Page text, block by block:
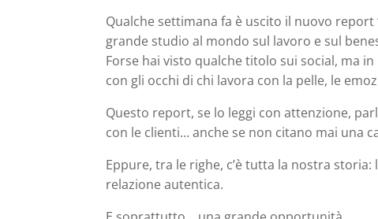
Qualche settimana fa è uscito il nuovo report
grande studio al mondo sul lavoro e sul
Forse hai visto qualche titolo sui social, ma
con gli occhi di chi lavora con la pelle, le
Questo report, se lo leggi con attenzione,
con le clienti… anche se non citano mai una
Eppure, tra le righe, c’è tutta la nostra
relazione autentica.